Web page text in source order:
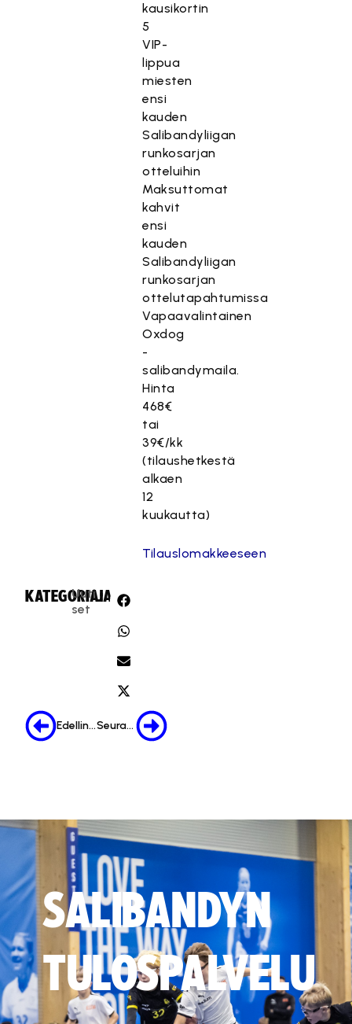
kausikortin
5
VIP-
lippua
miesten
ensi
kauden
Salibandyliigan
runkosarjan
otteluihin
Maksuttomat
kahvit
ensi
kauden
Salibandyliigan
runkosarjan
ottelutapahtumissa
Vapaavalintainen
Oxdog
-
salibandymaila.
Hinta
468€
tai
39€/kk
(tilaushetkestä
alkaen
12
kuukautta)
Tilauslomakkeeseen
KATEGORIA:
Uuti
set
JAA:
Edellinen Seuraava
SALIBANDYN
TULOSPALVELU